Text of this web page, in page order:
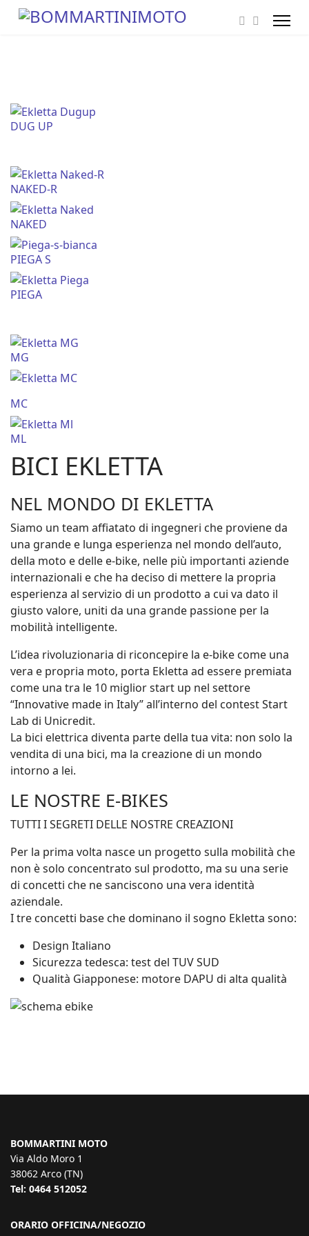
DUG UP
NAKED-R
NAKED
PIEGA S
PIEGA
MG
MC
ML
BICI EKLETTA
NEL MONDO DI EKLETTA
Siamo un team affiatato di ingegneri che proviene da
una grande e lunga esperienza nel mondo dell’auto,
della moto e delle e-bike, nelle più importanti aziende
internazionali e che ha deciso di mettere la propria
esperienza al servizio di un prodotto a cui va dato il
giusto valore, uniti da una grande passione per la
mobilità intelligente.
L’idea rivoluzionaria di riconcepire la e-bike come una
vera e propria moto, porta Ekletta ad essere premiata
come una tra le 10 miglior start up nel settore
“Innovative made in Italy” all’interno del contest Start
Lab di Unicredit.
La bici elettrica diventa parte della tua vita: non solo la
vendita di una bici, ma la creazione di un mondo
intorno a lei.
LE NOSTRE E-BIKES
TUTTI I SEGRETI DELLE NOSTRE CREAZIONI
Per la prima volta nasce un progetto sulla mobilità che
non è solo concentrato sul prodotto, ma su una serie
di concetti che ne sanciscono una vera identità
aziendale.
I tre concetti base che dominano il sogno Ekletta sono:
Design Italiano
Sicurezza tedesca: test del TUV SUD
Qualità Giapponese: motore DAPU di alta qualità
BOMMARTINI MOTO
Via Aldo Moro 1
38062 Arco (TN)
Tel: 0464 512052
ORARIO OFFICINA/NEGOZIO